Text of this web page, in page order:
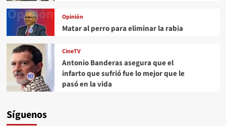
Opinión
Matar al perro para eliminar la rabia
CineTV
Antonio Banderas asegura que el
infarto que sufrió fue lo mejor que le
pasó en la vida
Síguenos